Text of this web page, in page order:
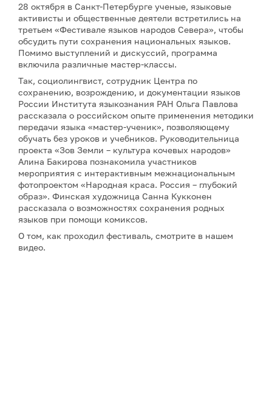
28 октября в Санкт-Петербурге ученые, языковые
активисты и общественные деятели встретились на
третьем «Фестивале языков народов Севера», чтобы
обсудить пути сохранения национальных языков.
Помимо выступлений и дискуссий, программа
включила различные мастер-классы.
Так, социолингвист, сотрудник Центра по
сохранению, возрождению, и документации языков
России Института языкознания РАН Ольга Павлова
рассказала о российском опыте применения методики
передачи языка «мастер-ученик», позволяющему
обучать без уроков и учебников. Руководительница
проекта «Зов Земли – культура кочевых народов»
Алина Бакирова познакомила участников
мероприятия с интерактивным межнациональным
фотопроектом «Народная краса. Россия – глубокий
образ». Финская художница Санна Кукконен
рассказала о возможностях сохранения родных
языков при помощи комиксов.
О том, как проходил фестиваль, смотрите в нашем
видео.